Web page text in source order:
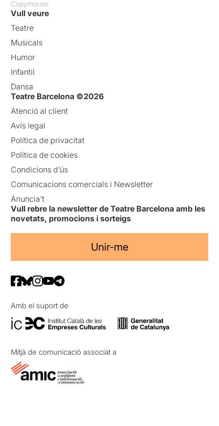
Copymouse
Vull veure
Teatre
Musicals
Humor
Infantil
Dansa
Teatre Barcelona ©2026
Atenció al client
Avís legal
Política de privacitat
Política de cookies
Condicions d’ús
Comunicacions comercials i Newsletter
Anuncia’t
Vull rebre la newsletter de Teatre Barcelona amb les
novetats, promocions i sorteigs
Unir-me
Amb el suport de
Mitjà de comunicació associat a